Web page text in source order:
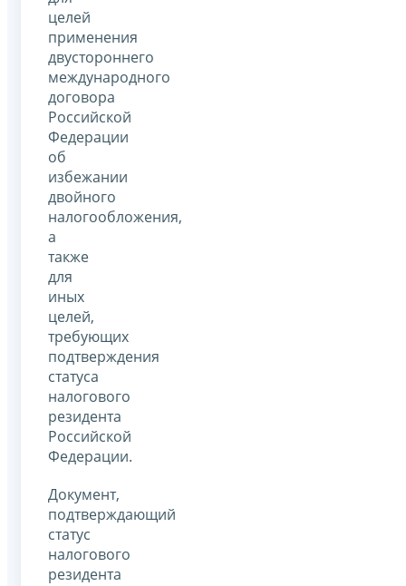
целей
применения
двустороннего
международного
договора
Российской
Федерации
об
избежании
двойного
налогообложения,
а
также
для
иных
целей,
требующих
подтверждения
статуса
налогового
резидента
Российской
Федерации.
Документ,
подтверждающий
статус
налогового
резидента